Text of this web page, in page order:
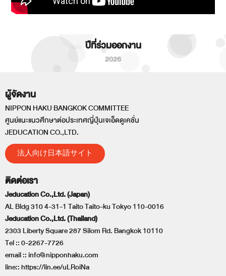
ปีที่ร่วมออกงาน
2026
ผู้จัดงาน
NIPPON HAKU BANGKOK COMMITTEE
ศูนย์แนะแนวศึกษาต่อประเทศญี่ปุ่นเจเอ็ดดูเคชั่น
JEDUCATION CO.,LTD.
法人向け日本語サイト
ติดต่อเรา
Jeducation Co.,Ltd. (Japan)
AL Bldg 310 4-31-1 Taito Taito-ku Tokyo 110-0016
Jeducation Co.,Ltd. (Thailand)
2303 Liberty Square 287 Silom Rd. Bangkok 10110
Tel ::0-2267-7726
email ::info@nipponhaku.com
line::https://lin.ee/uLRoiNa